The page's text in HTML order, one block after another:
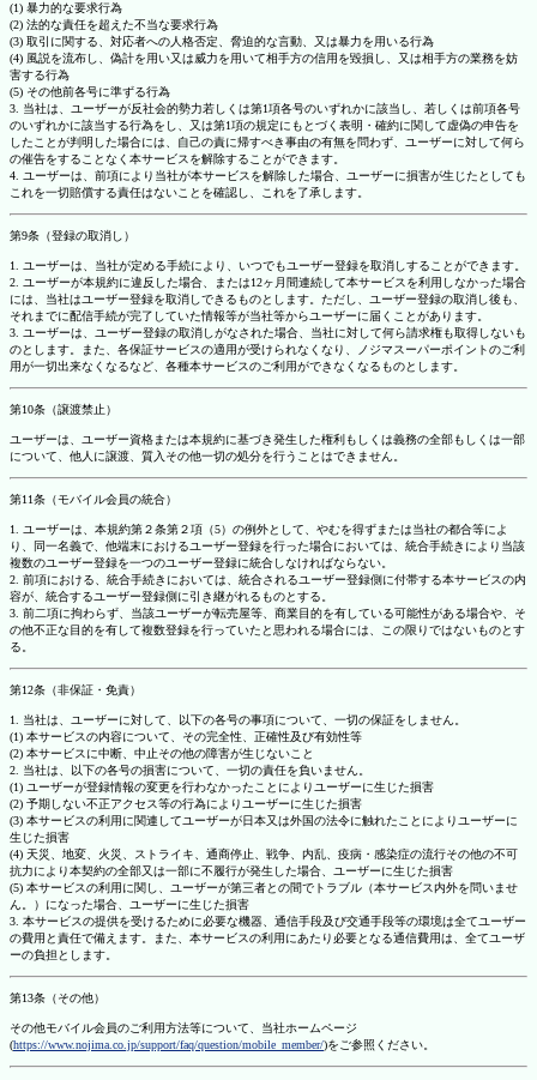
(1) 暴力的な要求行為
(2) 法的な責任を超えた不当な要求行為
(3) 取引に関する、対応者への人格否定、脅迫的な言動、又は暴力を用いる行為
(4) 風説を流布し、偽計を用い又は威力を用いて相手方の信用を毀損し、又は相手方の業務を妨
害する行為
(5) その他前各号に準ずる行為
3. 当社は、ユーザーが反社会的勢力若しくは第1項各号のいずれかに該当し、若しくは前項各号
のいずれかに該当する行為をし、又は第1項の規定にもとづく表明・確約に関して虚偽の申告を
したことが判明した場合には、自己の責に帰すべき事由の有無を問わず、ユーザーに対して何ら
の催告をすることなく本サービスを解除することができます。
4. ユーザーは、前項により当社が本サービスを解除した場合、ユーザーに損害が生じたとしても
これを一切賠償する責任はないことを確認し、これを了承します。
第9条（登録の取消し）
1. ユーザーは、当社が定める手続により、いつでもユーザー登録を取消しすることができます。
2. ユーザーが本規約に違反した場合、または12ヶ月間連続して本サービスを利用しなかった場合
には、当社はユーザー登録を取消しできるものとします。ただし、ユーザー登録の取消し後も、
それまでに配信手続が完了していた情報等が当社等からユーザーに届くことがあります。
3. ユーザーは、ユーザー登録の取消しがなされた場合、当社に対して何ら請求権も取得しないも
のとします。また、各保証サービスの適用が受けられなくなり、ノジマスーパーポイントのご利
用が一切出来なくなるなど、各種本サービスのご利用ができなくなるものとします。
第10条（譲渡禁止）
ユーザーは、ユーザー資格または本規約に基づき発生した権利もしくは義務の全部もしくは一部
について、他人に譲渡、質入その他一切の処分を行うことはできません。
第11条（モバイル会員の統合）
1. ユーザーは、本規約第２条第２項（5）の例外として、やむを得ずまたは当社の都合等によ
り、同一名義で、他端末におけるユーザー登録を行った場合においては、統合手続きにより当該
複数のユーザー登録を一つのユーザー登録に統合しなければならない。
2. 前項における、統合手続きにおいては、統合されるユーザー登録側に付帯する本サービスの内
容が、統合するユーザー登録側に引き継がれるものとする。
3. 前二項に拘わらず、当該ユーザーが転売屋等、商業目的を有している可能性がある場合や、そ
の他不正な目的を有して複数登録を行っていたと思われる場合には、この限りではないものとす
る。
第12条（非保証・免責）
1. 当社は、ユーザーに対して、以下の各号の事項について、一切の保証をしません。
(1) 本サービスの内容について、その完全性、正確性及び有効性等
(2) 本サービスに中断、中止その他の障害が生じないこと
2. 当社は、以下の各号の損害について、一切の責任を負いません。
(1) ユーザーが登録情報の変更を行わなかったことによりユーザーに生じた損害
(2) 予期しない不正アクセス等の行為によりユーザーに生じた損害
(3) 本サービスの利用に関連してユーザーが日本又は外国の法令に触れたことによりユーザーに
生じた損害
(4) 天災、地変、火災、ストライキ、通商停止、戦争、内乱、疫病・感染症の流行その他の不可
抗力により本契約の全部又は一部に不履行が発生した場合、ユーザーに生じた損害
(5) 本サービスの利用に関し、ユーザーが第三者との間でトラブル（本サービス内外を問いませ
ん。）になった場合、ユーザーに生じた損害
3. 本サービスの提供を受けるために必要な機器、通信手段及び交通手段等の環境は全てユーザー
の費用と責任で備えます。また、本サービスの利用にあたり必要となる通信費用は、全てユーザ
ーの負担とします。
第13条（その他）
その他モバイル会員のご利用方法等について、当社ホームページ
(https://www.nojima.co.jp/support/faq/question/mobile_member/)をご参照ください。